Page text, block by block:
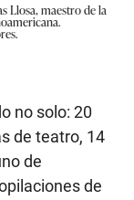
Llosa, maestro de la
no solo: 20
de teatro, 14
de
de